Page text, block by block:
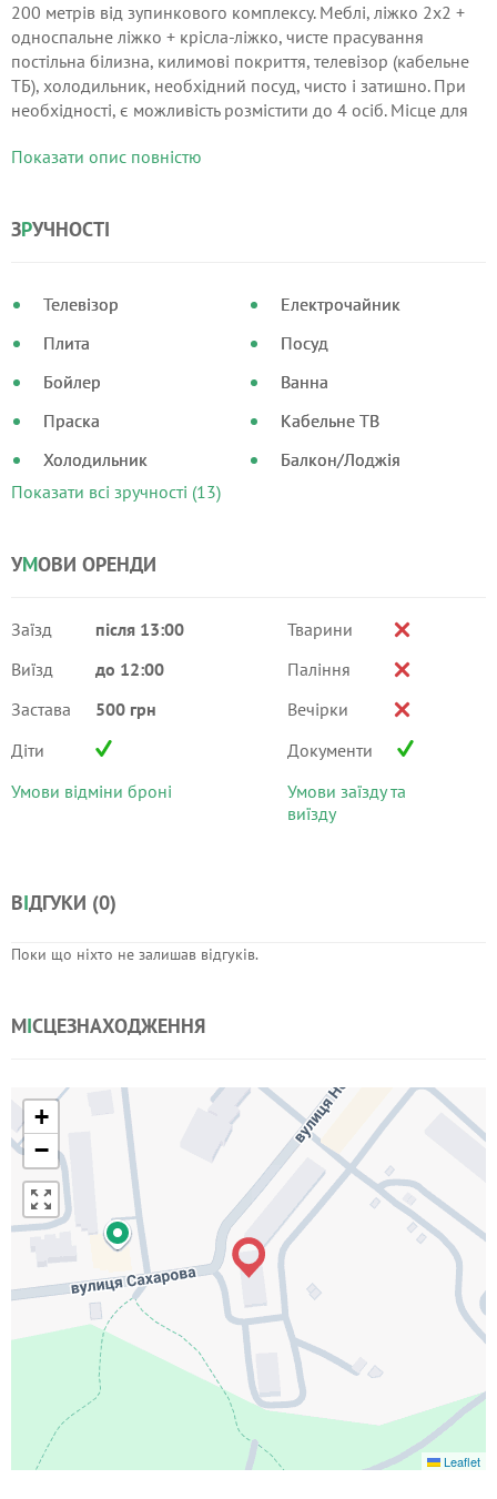
200 метрів від зупинкового комплексу. Меблі, ліжко 2х2 +
односпальне ліжко + крісла-ліжко, чисте прасування
постільна білизна, килимові покриття, телевізор (кабельне
ТБ), холодильник, необхідний посуд, чисто і затишно. При
необхідності, є можливість розмістити до 4 осіб. Місце для
Показати опис повністю
ЗРУЧНОСТІ
Телевізор
Плита
Бойлер
Праска
Холодильник
Електрочайник
Посуд
Ванна
Кабельне ТВ
Балкон/Лоджія
Показати всі зручності (13)
УМОВИ ОРЕНДИ
Заїзд
після 13:00
Виїзд
до 12:00
Застава
500 грн
Діти
Умови відміни броні
Тварини
Паління
Вечірки
Документи
Умови заїзду та
виїзду
ВІДГУКИ (0)
Поки що ніхто не залишав відгуків.
МІСЦЕЗНАХОДЖЕННЯ
+
−
Leaflet